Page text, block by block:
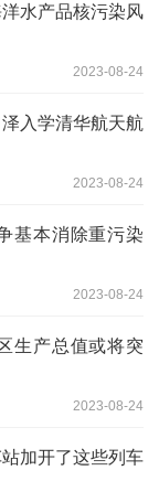
水产品核污染风
2023-08-24
入学清华航天航
2023-08-24
基本消除重污染
2023-08-24
生产总值或将突
2023-08-24
加开了这些列车